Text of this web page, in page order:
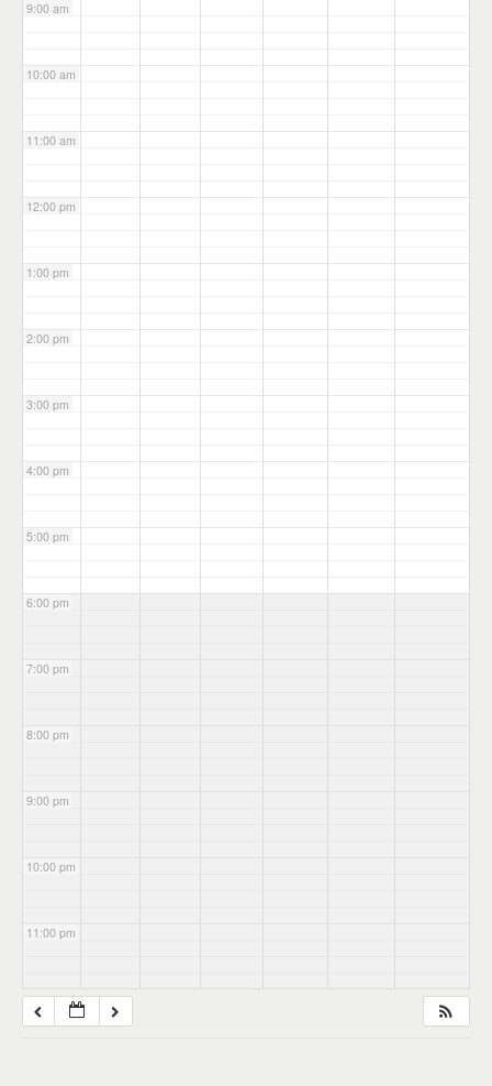
9:00 am
10:00 am
11:00 am
12:00 pm
1:00 pm
2:00 pm
3:00 pm
4:00 pm
5:00 pm
6:00 pm
7:00 pm
8:00 pm
9:00 pm
10:00 pm
11:00 pm